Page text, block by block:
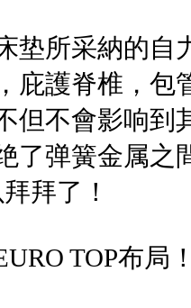
垫所采納的自
庇護脊椎，包
但不會影响到
了弹簧金属之
拜了！
TOP布局